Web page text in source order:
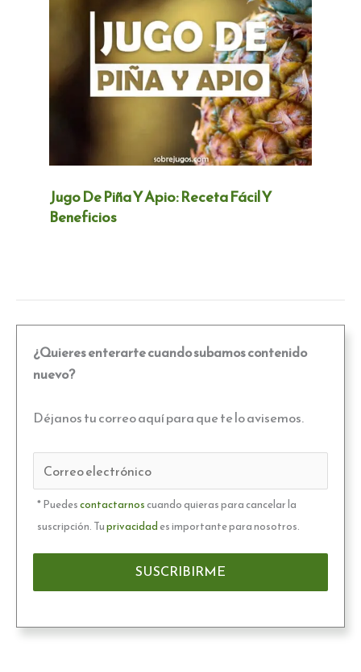
Jugo De Piña Y Apio: Receta Fácil Y
Beneficios
¿Quieres enterarte cuando subamos contenido
nuevo?
Déjanos tu correo aquí para que te lo avisemos.
* Puedescontactarnoscuando quieras para cancelar la
suscripción. Tuprivacidades importante para nosotros.